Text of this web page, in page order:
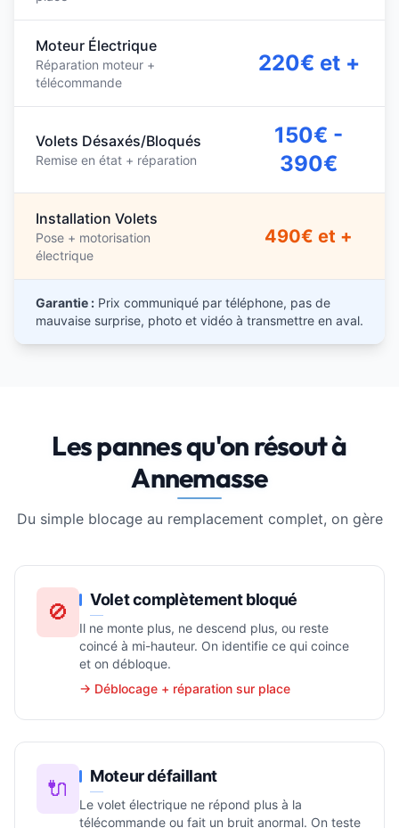
Moteur Électrique
Réparation moteur +
télécommande
220€ et +
Volets Désaxés/Bloqués
Remise en état + réparation
150€ -
390€
Installation Volets
Pose + motorisation
électrique
490€ et +
Garantie : Prix communiqué par téléphone, pas de
mauvaise surprise, photo et vidéo à transmettre en aval.
Les pannes qu'on résout à
Annemasse
Du simple blocage au remplacement complet, on gère
🚫 Volet complètement bloqué
Il ne monte plus, ne descend plus, ou reste
coincé à mi-hauteur. On identifie ce qui coince
et on débloque.
→ Déblocage + réparation sur place
🔌 Moteur défaillant
Le volet électrique ne répond plus à la
télécommande ou fait un bruit anormal. On teste